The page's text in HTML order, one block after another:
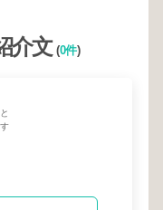
介文(0件)